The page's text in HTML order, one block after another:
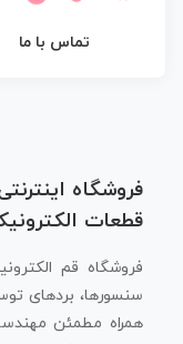
تماس با ما
فروشگاه
قطعات
فروشگاه قم
سنسورها، بردهای
همراه مطمئن